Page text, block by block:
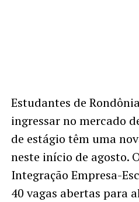
Estudantes de
ingressar no mercado
de estágio têm uma
neste início de agosto.
Integração Empresa-
40 vagas abertas para